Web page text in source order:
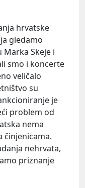
hrvatske
gledamo
Skeje i
smo i koncerte
veličalo
su
je
problem od
nema
činjenicama.
nehrvata,
priznanje